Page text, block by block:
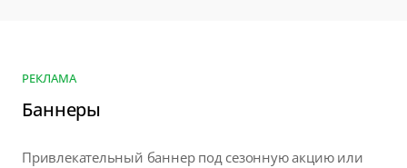
РЕКЛАМА
Баннеры
Привлекательный баннер под сезонную акцию или